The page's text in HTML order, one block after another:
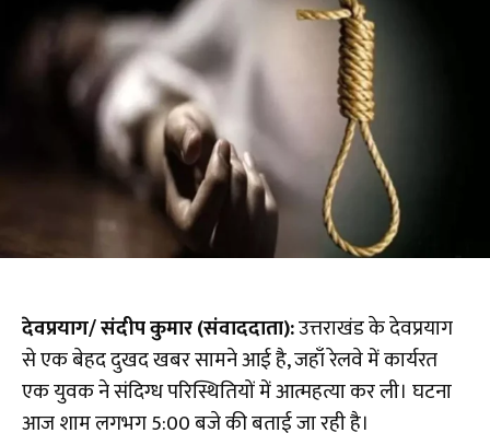
देवप्रयाग/ संदीप कुमार (संवाददाता):उत्तराखंड के देवप्रयाग
से एक बेहद दुखद खबर सामने आई है, जहाँ रेलवे में कार्यरत
एक युवक ने संदिग्ध परिस्थितियों में आत्महत्या कर ली। घटना
आज शाम लगभग 5:00 बजे की बताई जा रही है।